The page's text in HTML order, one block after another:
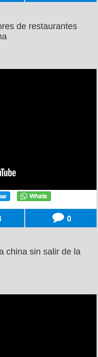
de restaurantes
0
china sin salir de la